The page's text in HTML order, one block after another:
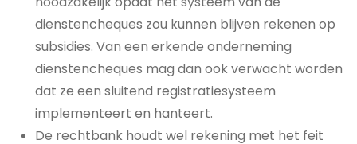
dienstencheques zou kunnen blijven rekenen op
subsidies. Van een erkende onderneming
dienstencheques mag dan ook verwacht worden
dat ze een sluitend registratiesysteem
implementeert en hanteert.
De rechtbank houdt wel rekening met het feit